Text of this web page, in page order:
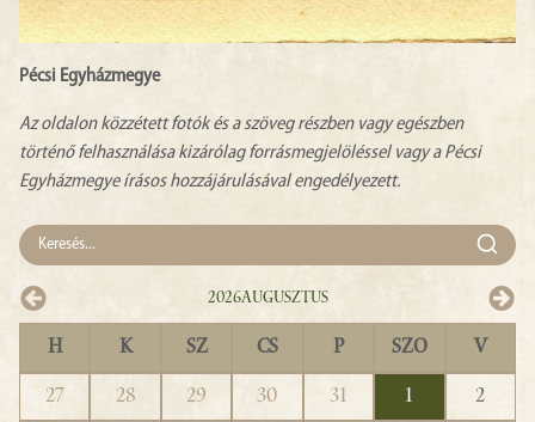
Pécsi Egyházmegye
Az oldalon közzétett fotók és a szöveg részben vagy egészben
történő felhasználása kizárólag forrásmegjelöléssel vagy a Pécsi
Egyházmegye írásos hozzájárulásával engedélyezett.
2026Augusztus
H K SZ CS P SZO V
27 28 29 30 31 1
2